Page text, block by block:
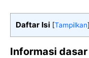
Daftar Isi [Tampilkan]
Informasi